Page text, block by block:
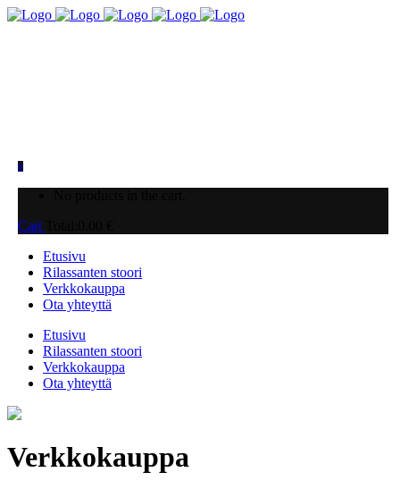
0
Cart
Etusivu
Rilassanten stoori
Verkkokauppa
Ota yhteyttä
Etusivu
Rilassanten stoori
Verkkokauppa
Ota yhteyttä
Verkkokauppa